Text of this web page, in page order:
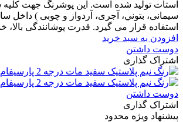
استات تولید شده است. این پوشرنگ جهت
سیمانی، بتوني، آجری، آردواز و چوبی ) داخل
استفاده قرار می گیرد. قدرت پوشانندگی
افزودن به سبد خرید
دوست داشتن
اشتراک گذاری
دوست داشتن
اشتراک گذاری
پیشنهاد ویژه محدود